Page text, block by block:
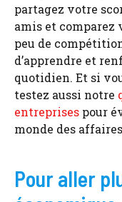
partagez votre
amis et comparez
peu de
d’apprendre et
quotidien. Et si
testez aussi notre
entreprises pour
monde des
Pour aller